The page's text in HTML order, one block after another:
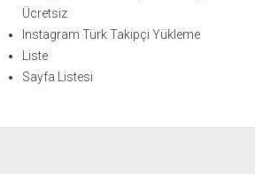
Ücretsiz
Instagram Türk Takipçi Yükleme
Liste
Sayfa Listesi